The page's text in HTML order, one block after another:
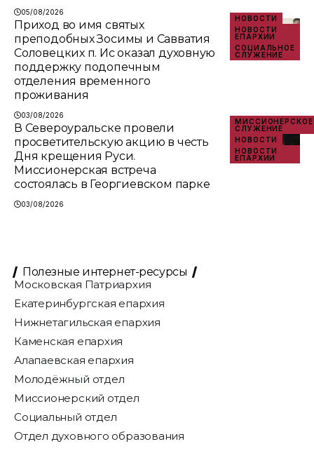
05/08/2026
НОВОСТИ
НОВОСТИ
ЕПАРХИИ
СОЦИАЛЬНОЕ
СЛУЖЕНИЕ
Приход во имя святых
преподобных Зосимы и Савватия
Соловецких п. Ис оказал духовную
поддержку подопечным
отделения временного
проживания
03/08/2026
МИССИОНЕРСКОЕ
СЛУЖЕНИЕ
НОВОСТИ
НОВОСТИ
ЕПАРХИИ
В Североуральске провели
просветительскую акцию в честь
Дня крещения Руси.
Миссионерская встреча
состоялась в Георгиевском парке
03/08/2026
Полезные интернет-ресурсы
Московская Патриархия
Екатеринбургская епархия
Нижнетагильская епархия
Каменская епархия
Алапаевская епархия
Молодёжный отдел
Миссионерский отдел
Социальный отдел
Отдел духовного образования